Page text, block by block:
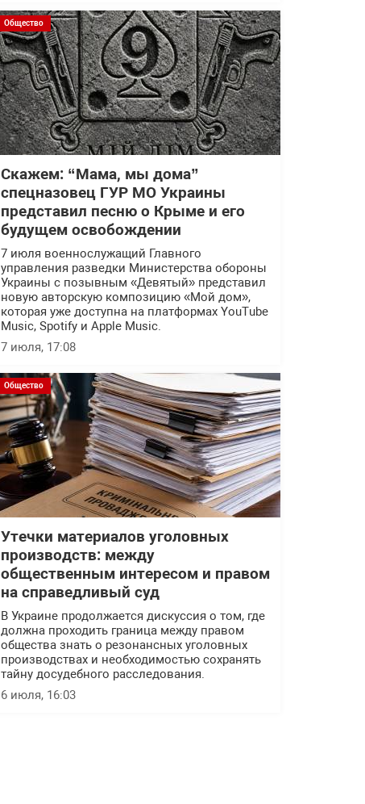
Общество
Скажем: “Мама, мы дома”
спецназовец ГУР МО Украины
представил песню о Крыме и его
будущем освобождении
7 июля военнослужащий Главного
управления разведки Министерства обороны
Украины с позывным «Девятый» представил
новую авторскую композицию «Мой дом»,
которая уже доступна на платформах YouTube
Music, Spotify и Apple Music.
7 июля, 17:08
Общество
Утечки материалов уголовных
производств: между
общественным интересом и правом
на справедливый суд
В Украине продолжается дискуссия о том, где
должна проходить граница между правом
общества знать о резонансных уголовных
производствах и необходимостью сохранять
тайну досудебного расследования.
6 июля, 16:03